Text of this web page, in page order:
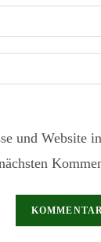
und Website